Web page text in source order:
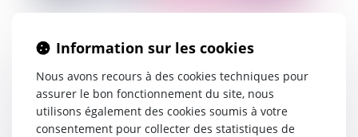
LIENS UTILES
Information sur les cookies
Nous avons recours à des cookies techniques pour
assurer le bon fonctionnement du site, nous
utilisons également des cookies soumis à votre
consentement pour collecter des statistiques de